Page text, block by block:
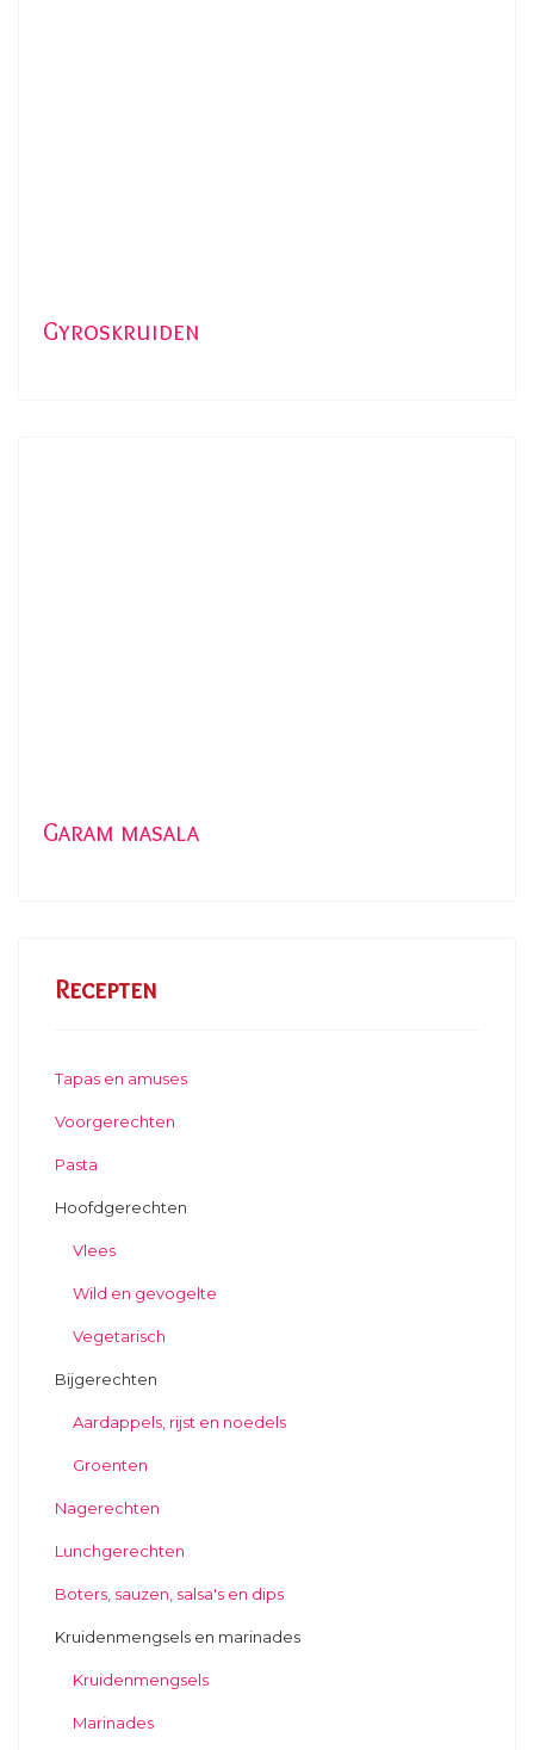
Gyroskruiden
Garam masala
Recepten
Tapas en amuses
Voorgerechten
Pasta
Hoofdgerechten
Vlees
Wild en gevogelte
Vegetarisch
Bijgerechten
Aardappels, rijst en noedels
Groenten
Nagerechten
Lunchgerechten
Boters, sauzen, salsa's en dips
Kruidenmengsels en marinades
Kruidenmengsels
Marinades